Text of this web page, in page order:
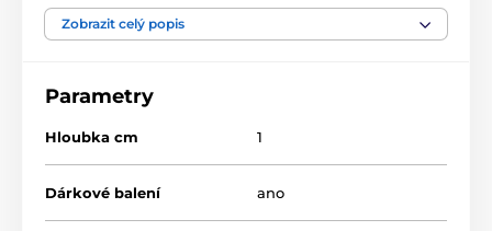
Sjezd, slalom
Zobrazit celý popis
Parametry
Hloubka cm 1
Dárkové balení ano